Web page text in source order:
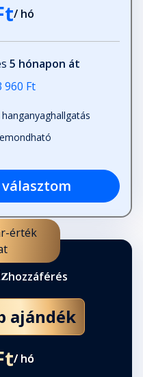
/ hó
5 hónapon át
960 Ft
választom
érték
hozzáférés
ajándék
/ hó